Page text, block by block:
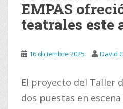
EMPAS
teatrales este
16 diciembre 2025 David
El proyecto del Taller
dos puestas en